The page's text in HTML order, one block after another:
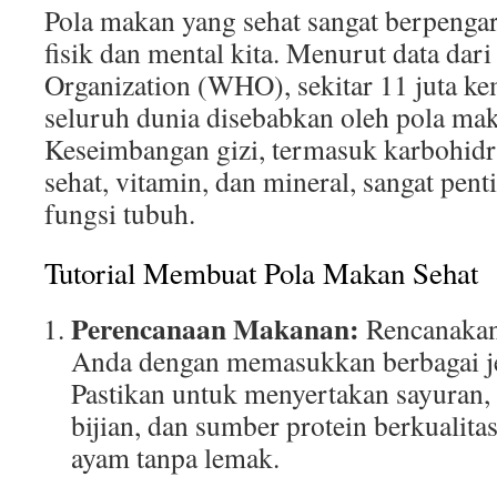
Pola makan yang sehat sangat
fisik dan mental kita. Menurut data
Organization (WHO), sekitar 11 juta
seluruh dunia disebabkan oleh pola
Keseimbangan gizi, termasuk
sehat, vitamin, dan mineral, sangat
fungsi tubuh.
Tutorial Membuat Pola Makan Sehat
Perencanaan Makanan:
Anda dengan memasukkan berbagai
Pastikan untuk menyertakan
bijian, dan sumber protein
ayam tanpa lemak.